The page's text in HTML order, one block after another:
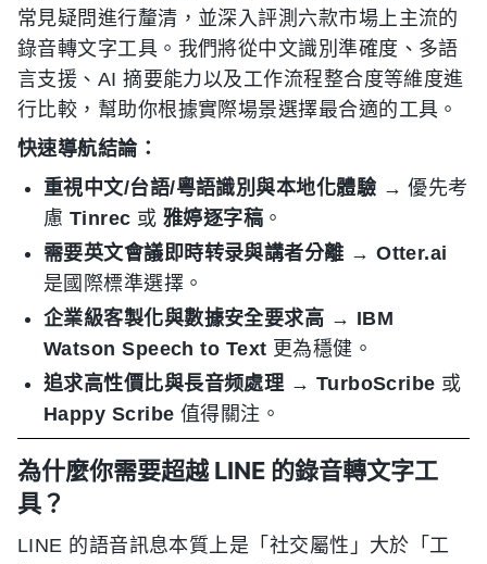
常見疑問進行釐清，並深入評測六款市場上主流的
錄音轉文字工具。我們將從中文識別準確度、多語
言支援、AI 摘要能力以及工作流程整合度等維度進
行比較，幫助你根據實際場景選擇最合適的工具。
快速導航結論：
重視中文/台語/粵語識別與本地化體驗 → 優先考
慮 Tinrec 或 雅婷逐字稿 。
需要英文會議即時转录與講者分離 →Otter.ai
是國際標準選擇。
企業級客製化與數據安全要求高 → IBM
Watson Speech to Text 更為穩健。
追求高性價比與長音频處理→ TurboScribe 或
Happy Scribe 值得關注。
為什麼你需要超越 LINE 的錄音轉文字工
具？
LINE 的語音訊息本質上是「社交屬性」大於「工